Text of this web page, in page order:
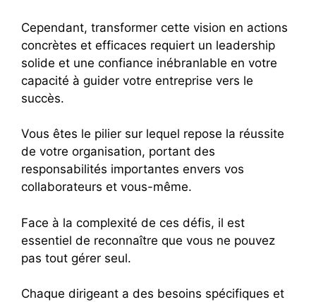
Cependant, transformer cette vision en actions
concrètes et efficaces requiert un leadership
solide et une confiance inébranlable en votre
capacité à guider votre entreprise vers le
succès.
Vous êtes le pilier sur lequel repose la réussite
de votre organisation, portant des
responsabilités importantes envers vos
collaborateurs et vous-même.
Face à la complexité de ces défis, il est
essentiel de reconnaître que vous ne pouvez
pas tout gérer seul.
Chaque dirigeant a des besoins spécifiques et